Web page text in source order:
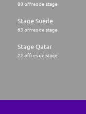
80 offres de stage
Stage Suède
63 offres de stage
Stage Qatar
22 offres de stage